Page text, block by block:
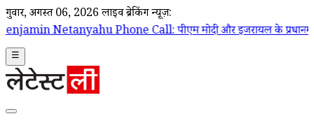
गुरूवार, अगस्त 06, 2026 लाइव ब्रेकिंग न्यूज़:
Phone Call: पीएम मोदी और इजरायल के प्रधानमंत्री बेंजामिन नेतन्याहू
☰